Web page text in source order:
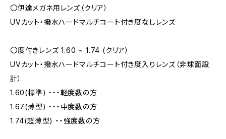
〇伊達メガネ用レンズ（クリア）
UVカット・撥水ハードマルチコート付き度なしレンズ
〇度付きレンズ 1.60 ~ 1.74 (クリア）
UVカット・撥水ハードマルチコート付き度入りレンズ（非球面設
計）
1.60(標準) ・・・軽度数の方
1.67(薄型) ・・・中度数の方
1.74(超薄型) ・・強度数の方